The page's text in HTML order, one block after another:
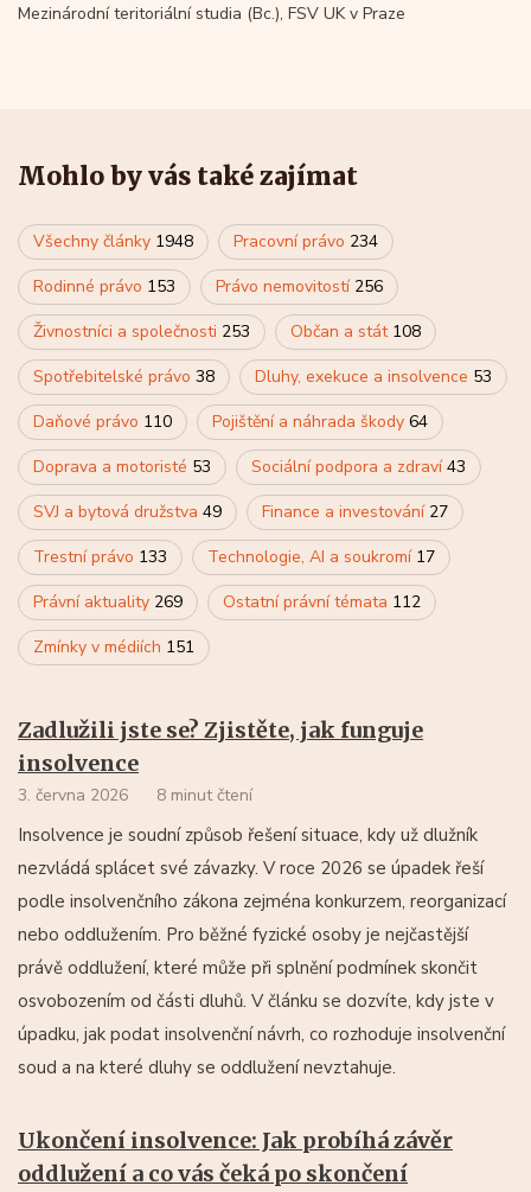
Mezinárodní teritoriální studia (Bc.), FSV UK v Praze
Mohlo by vás také zajímat
Všechny články 1948 Pracovní právo 234
Rodinné právo 153 Právo nemovitostí 256
Živnostníci a společnosti 253 Občan a stát 108
Spotřebitelské právo 38 Dluhy, exekuce a insolvence 53
Daňové právo 110 Pojištění a náhrada škody 64
Doprava a motoristé 53 Sociální podpora a zdraví43
SVJ a bytová družstva 49 Finance a investování 27
Trestní právo 133 Technologie, AI a soukromí 17
Právní aktuality 269 Ostatní právní témata 112
Zmínky v médiích 151
Zadlužili jste se? Zjistěte, jak funguje
insolvence
3. června 2026 8 minut čtení
Insolvence je soudní způsob řešení situace, kdy už dlužník
nezvládá splácet své závazky. V roce 2026 se úpadek řeší
podle insolvenčního zákona zejména konkurzem, reorganizací
nebo oddlužením. Pro běžné fyzické osoby je nejčastější
právě oddlužení, které může při splnění podmínek skončit
osvobozením od části dluhů. V článku se dozvíte, kdy jste v
úpadku, jak podat insolvenční návrh, co rozhoduje insolvenční
soud a na které dluhy se oddlužení nevztahuje.
Ukončení insolvence: Jak probíhá závěr
oddlužení a co vás čeká po skončení